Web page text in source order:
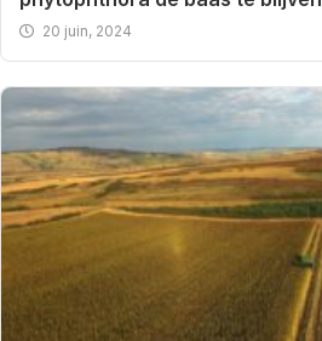
20 juin, 2024